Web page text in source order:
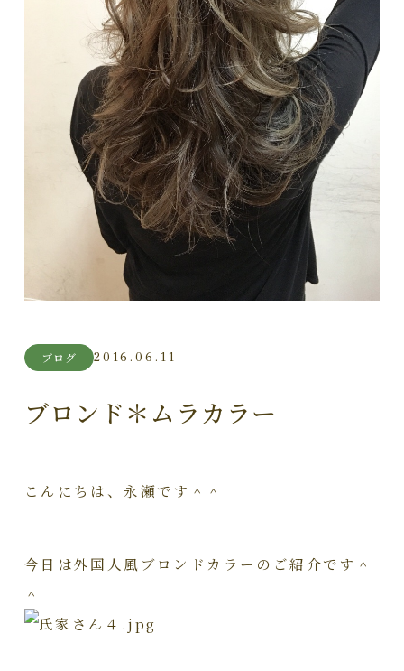
ブログ 2016.06.11
ブロンド＊ムラカラー
こんにちは、永瀬です＾＾
今日は外国人風ブロンドカラーのご紹介です＾
＾